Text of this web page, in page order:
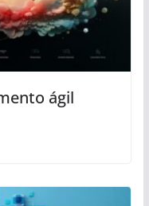
ágil